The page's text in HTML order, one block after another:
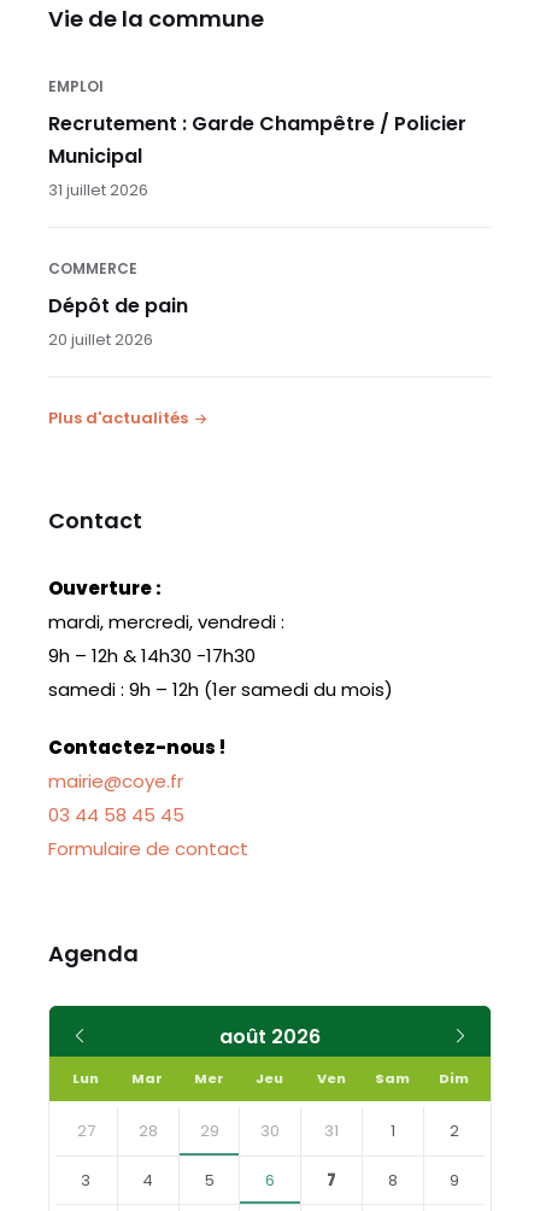
Vie de la commune
EMPLOI
Recrutement : Garde Champêtre / Policier
Municipal
31 juillet 2026
COMMERCE
Dépôt de pain
20 juillet 2026
Plus d'actualités
Contact
Ouverture :
mardi, mercredi, vendredi :
9h – 12h & 14h30 -17h30
samedi : 9h – 12h (1er samedi du mois)
Contactez-nous !
mairie@coye.fr
03 44 58 45 45
Formulaire de contact
Agenda
août 2026
précédent
Lun Mar Mer Jeu Ven Sam Dim
Skip
calendar
27 28 29 30 31 1 2
3 4 5 6 7 8 9